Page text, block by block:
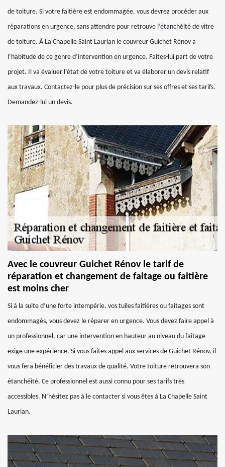
de toiture. Si votre faitière est endommagée, vous devrez procéder aux
réparations en urgence, sans attendre pour retrouve l’étanchéité de vitre
de toiture. À La Chapelle Saint Laurian le couvreur Guichet Rénov a
l’habitude de ce genre d’intervention en urgence. Faites-lui part de votre
projet. Il va évaluer l’état de votre toiture et va élaborer un devis relatif
aux travaux. Contactez-le pour plus de précision sur ses offres et ses tarifs.
Demandez-lui un devis.
Avec le couvreur Guichet Rénov le tarif de
réparation et changement de faitage ou faitière
est moins cher
Si à la suite d’une forte intempérie, vos tuiles faitières ou faitages sont
endommagés, vous devez le réparer en urgence. Vous devez faire appel à
un professionnel, car une intervention en hauteur au niveau du faitage
exige une expérience. Si vous faites appel aux services de Guichet Rénov, il
vous fera bénéficier des travaux de qualité. Votre toiture retrouvera son
étanchéité. Ce professionnel est aussi connu pour ses tarifs très
accessibles. N’hésitez pas à le contacter si vous êtes à La Chapelle Saint
Laurian.